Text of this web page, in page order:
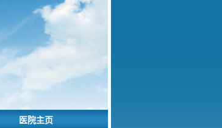
医院主页